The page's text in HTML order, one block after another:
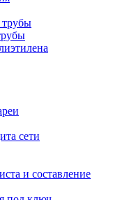
трубы
сети
и составление